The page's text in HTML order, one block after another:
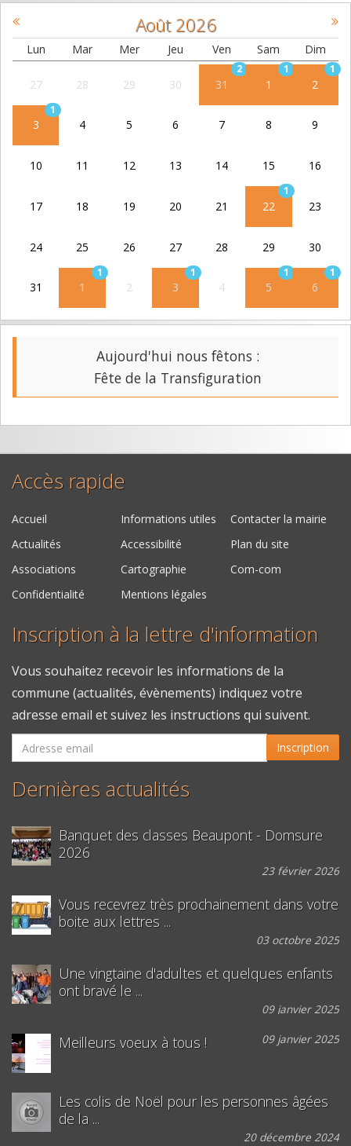
Août 2026
Lun Mar Mer Jeu Ven Sam Dim
27 28 29 30 31
2
1
1
2
1
3
1
4 5 6 7 8 9
10 11 12 13 14 15 16
17 18 19 20 21 22
1
23
24 25 26 27 28 29 30
31 1
1
2 3
1
4 5
1
6
1
Aujourd'hui nous fêtons :
Fête de la Transfiguration
Accès rapide
Accueil Informations utiles
Contacter la mairie
Actualités
Accessibilité
Plan du site
Associations
Cartographie
Com-com
Confidentialité
Mentions légales
Inscription à la lettre d'information
Vous souhaitez recevoir les informations de la
commune (actualités, évènements) indiquez votre
adresse email et suivez les instructions qui suivent.
Inscription
Dernières actualités
Banquet des classes Beaupont - Domsure
2026
23 février 2026
Vous recevrez très prochainement dans votre
boite aux lettres ...
03 octobre 2025
Une vingtaine d'adultes et quelques enfants
ont bravé le ...
09 janvier 2025
Meilleurs voeux à tous ! 09 janvier 2025
Les colis de Noël pour les personnes âgées
de la ...
20 décembre 2024